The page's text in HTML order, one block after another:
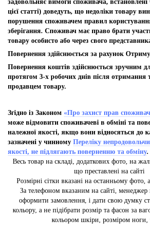
задовольняє вимоги споживача,
цієї статті) доведуть, що недоліки товару
порушення споживачем правил
зберігання. Споживач має право брати
товару особисто або через свого
Повернення здійснюється за рахунок
Повернення коштів здійснюється зручним
протягом 3-х робочих днів після отримання
продавцем товару.
Згідно із Законом «Про захист прав
може відмовити споживачеві в обміні та
належної якості, якщо вони відносяться до
зазначені у чинному Переліку
якості, не підлягають поверненню та обміну.
Весь товар на складі, додаткових фото, на
що преставлені на сайті
Розмірні сітки вказані на останньому фото,
За телефоном вказаним на сайті,
оформити замовлення, і дати свою думку
кольору, а не підібрати розмір та фасон за
кольором шкіри, розміром ноги,